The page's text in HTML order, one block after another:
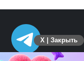
X | Закрыть